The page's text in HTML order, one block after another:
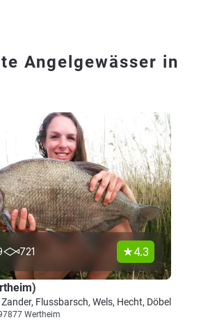
Angelgewässer in
721 4.3
Flussbarsch, Wels, Hecht, Döbel
Wertheim